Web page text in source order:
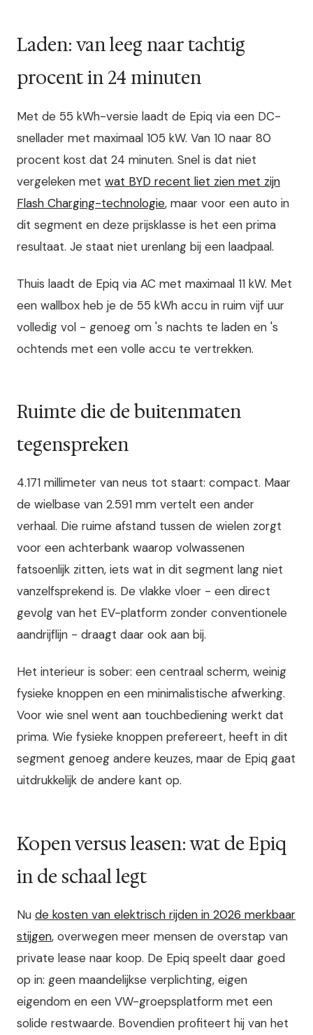
Laden: van leeg naar tachtig
procent in 24 minuten
Met de 55 kWh-versie laadt de Epiq via een DC-
snellader met maximaal 105 kW. Van 10 naar 80
procent kost dat 24 minuten. Snel is dat niet
vergeleken met wat BYD recent liet zien met zijn
Flash Charging-technologie, maar voor een auto in
dit segment en deze prijsklasse is het een prima
resultaat. Je staat niet urenlang bij een laadpaal.
Thuis laadt de Epiq via AC met maximaal 11 kW. Met
een wallbox heb je de 55 kWh accu in ruim vijf uur
volledig vol - genoeg om 's nachts te laden en 's
ochtends met een volle accu te vertrekken.
Ruimte die de buitenmaten
tegenspreken
4.171 millimeter van neus tot staart: compact. Maar
de wielbase van 2.591 mm vertelt een ander
verhaal. Die ruime afstand tussen de wielen zorgt
voor een achterbank waarop volwassenen
fatsoenlijk zitten, iets wat in dit segment lang niet
vanzelfsprekend is. De vlakke vloer - een direct
gevolg van het EV-platform zonder conventionele
aandrijflijn - draagt daar ook aan bij.
Het interieur is sober: een centraal scherm, weinig
fysieke knoppen en een minimalistische afwerking.
Voor wie snel went aan touchbediening werkt dat
prima. Wie fysieke knoppen prefereert, heeft in dit
segment genoeg andere keuzes, maar de Epiq gaat
uitdrukkelijk de andere kant op.
Kopen versus leasen: wat de Epiq
in de schaal legt
Nu de kosten van elektrisch rijden in 2026 merkbaar
stijgen, overwegen meer mensen de overstap van
private lease naar koop. De Epiq speelt daar goed
op in: geen maandelijkse verplichting, eigen
eigendom en een VW-groepsplatform met een
solide restwaarde. Bovendien profiteert hij van het